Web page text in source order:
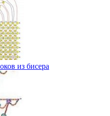
из бисера